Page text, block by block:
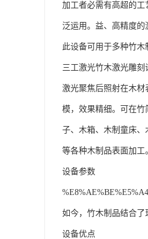
加工者必需有高超的
泛运用。益、高精度的
此设备可用于多种竹木
三工激光竹木激光雕刻
激光聚焦后照射在木
模，效果精细。可在
子、木箱、木制童床
等各种木制品表面加工
设备参数
如今，竹木制品结合了
设备优点